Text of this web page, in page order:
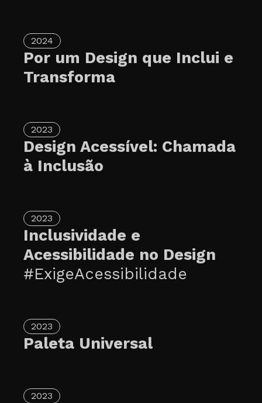
2024
Por um Design que Inclui e
Transforma
2023
Design Acessível: Chamada
à Inclusão
2023
Inclusividade e
Acessibilidade no Design
#ExigeAcessibilidade
2023
Paleta Universal
2023